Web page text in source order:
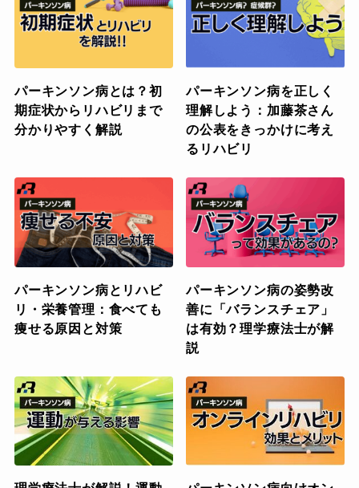
パーキンソン病とは？初
期症状からリハビリまで
分かりやすく解説
パーキンソン病を正しく
理解しよう：加藤茶さん
の公表をきっかけに考え
るリハビリ
パーキンソン病とリハビ
リ・栄養管理：食べても
痩せる原因と対策
パーキンソン病の姿勢改
善に「バランスチェア」
は有効？理学療法士が解
説